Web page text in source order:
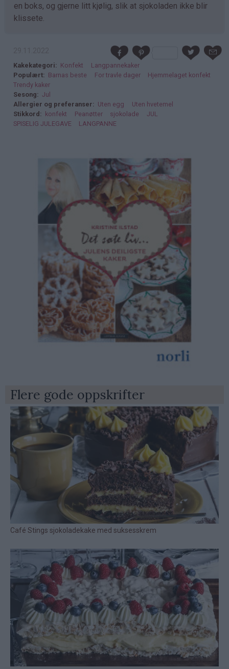
en boks, og gjerne litt kjølig, slik at sjokoladen ikke blir
klissete.
Kakekategori Konfekt
Langpannekaker
Populært
Barnas beste For travle dager
Hjemmelaget konfekt
Trendy kaker
Sesong
Jul
Allergier og preferanser
Uten egg
Uten hvetemel
Stikkord
konfekt Peanøtter sjokolade
JUL
SPISELIG JULEGAVE
LANGPANNE